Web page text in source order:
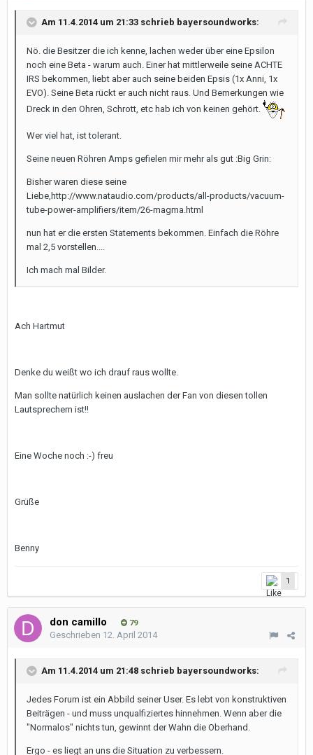
Am 11.4.2014 um 21:33 schrieb bayersoundworks:
Nö. die Besitzer die ich kenne, lachen weder über eine Epsilon
noch eine Beta - warum auch. Einer hat mittlerweile seine ACHTE
IRS bekommen, liebt aber auch seine beiden Epsis (1x Anni, 1x
EVO). Seine Beta rückt er auch nicht raus. Und Bemerkungen wie
Dreck in den Ohren, Schrott, etc hab ich von keinen gehört.
Wer viel hat, ist tolerant.
Seine neuen Röhren Amps gefielen mir mehr als gut :Big Grin:
Bisher waren diese seine
Liebe,http://www.nataudio.com/products/all-products/vacuum-
tube-power-amplifiers/item/26-magma.html
nun hat er die ersten Statements bekommen. Einfach die Röhre
mal 2,5 vorstellen....
Ich mach mal Bilder.
Ach Hartmut
Denke du weißt wo ich drauf raus wollte.
Man sollte natürlich keinen auslachen der Fan von diesen tollen
Lautsprechern ist!!
Eine Woche noch :-) freu
Grüße
Benny
1
don camillo 79
Geschrieben 12. April 2014
Am 11.4.2014 um 21:48 schrieb bayersoundworks:
Jedes Forum ist ein Abbild seiner User. Es lebt von konstruktiven
Beiträgen - und muss unqualfiziertes hinnehmen. Wenn aber die
"Normalos" nichts tun, gewinnt der Wahn die Oberhand.
Ergo - es liegt an uns die Situation zu verbessern.